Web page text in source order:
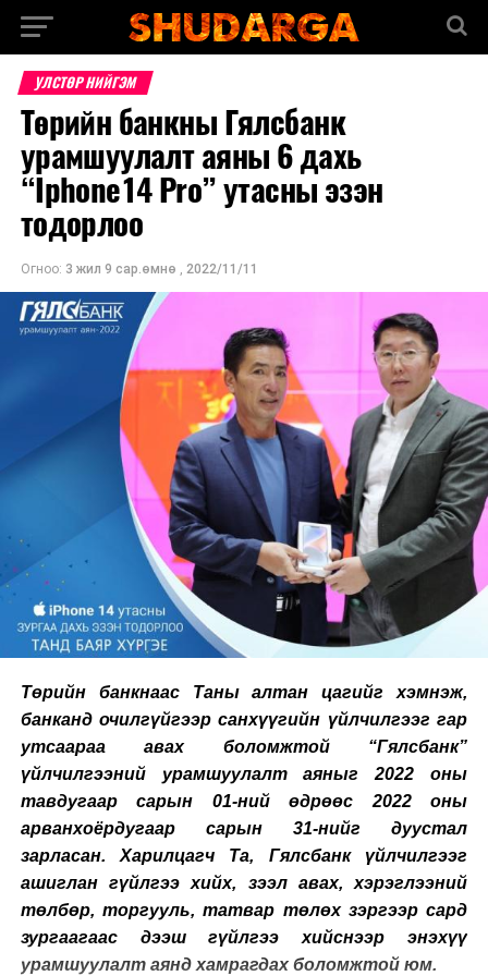
УЛСТӨР НИЙГЭМ
Төрийн банкны Гялсбанк
урамшуулалт аяны 6 дахь
“Iphone14 Pro” утасны эзэн
тодорлоо
Огноо: 3 жил 9 сар.өмнө , 2022/11/11
Төрийн банкнаас Таны алтан цагийг хэмнэж,
банканд очилгүйгээр санхүүгийн үйлчилгээг гар
утсаараа авах боломжтой “Гялсбанк”
үйлчилгээний урамшуулалт аяныг 2022 оны
тавдугаар сарын 01-ний өдрөөс 2022 оны
арванхоёрдугаар сарын 31-нийг дуустал
зарласан. Харилцагч Та, Гялсбанк үйлчилгээг
ашиглан гүйлгээ хийх, зээл авах, хэрэглээний
төлбөр, торгууль, татвар төлөх зэргээр сард
зургаагаас дээш гүйлгээ хийснээр энэхүү
урамшуулалт аянд хамрагдах боломжтой юм.